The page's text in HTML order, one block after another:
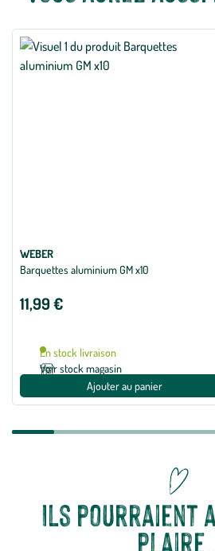
WEBER
Barquettes aluminium GM x10
11,99 €
En stock livraison
Voir stock magasin
Ajouter au panier
Ils pourraient